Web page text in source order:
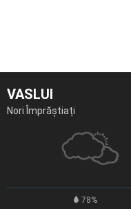
VASLUI
Nori Împrăștiați
78%